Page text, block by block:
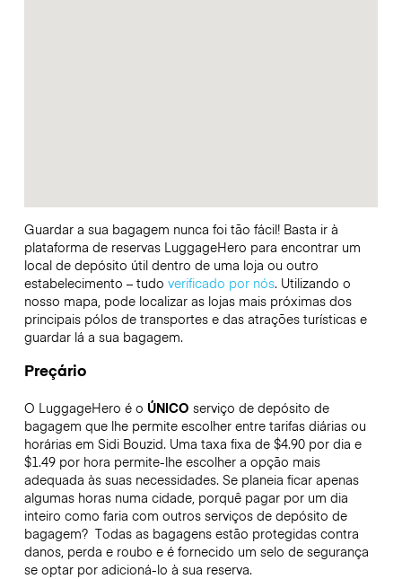
Guardar a sua bagagem nunca foi tão fácil! Basta ir à
plataforma de reservas LuggageHero para encontrar um
local de depósito útil dentro de uma loja ou outro
estabelecimento – tudo verificado por nós. Utilizando o
nosso mapa, pode localizar as lojas mais próximas dos
principais pólos de transportes e das atrações turísticas e
guardar lá a sua bagagem.
Preçário
O LuggageHero é o ÚNICO serviço de depósito de
bagagem que lhe permite escolher entre tarifas diárias ou
horárias em Sidi Bouzid. Uma taxa fixa de $4.90 por dia e
$1.49 por hora permite-lhe escolher a opção mais
adequada às suas necessidades. Se planeia ficar apenas
algumas horas numa cidade, porquê pagar por um dia
inteiro como faria com outros serviços de depósito de
bagagem? Todas as bagagens estão protegidas contra
danos, perda e roubo e é fornecido um selo de segurança
se optar por adicioná-lo à sua reserva.